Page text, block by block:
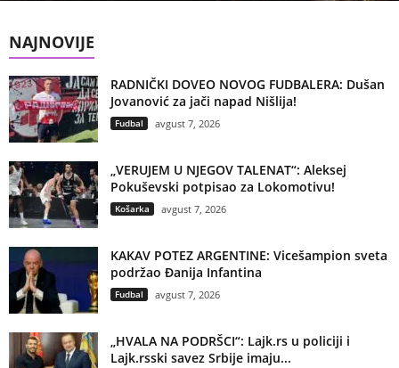
NAJNOVIJE
RADNIČKI DOVEO NOVOG FUDBALERA: Dušan
Jovanović za jači napad Nišlija!
Fudbal avgust 7, 2026
„VERUJEM U NJEGOV TALENAT“: Aleksej
Pokuševski potpisao za Lokomotivu!
Košarka avgust 7, 2026
KAKAV POTEZ ARGENTINE: Vicešampion sveta
podržao Đanija Infantina
Fudbal avgust 7, 2026
„HVALA NA PODRŠCI“: Lajk.rs u policiji i
Lajk.rsski savez Srbije imaju...